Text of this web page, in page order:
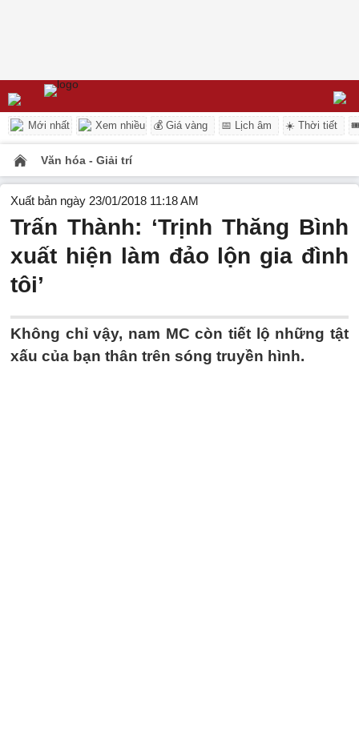
Mới nhất Xem nhiều 💰 Giá vàng 📅 Lịch âm ☀️ Thời tiết
Văn hóa - Giải trí
Xuất bản ngày 23/01/2018 11:18 AM
Trấn Thành: ‘Trịnh Thăng Bình
xuất hiện làm đảo lộn gia đình
tôi’
Không chỉ vậy, nam MC còn tiết lộ những tật
xấu của bạn thân trên sóng truyền hình.